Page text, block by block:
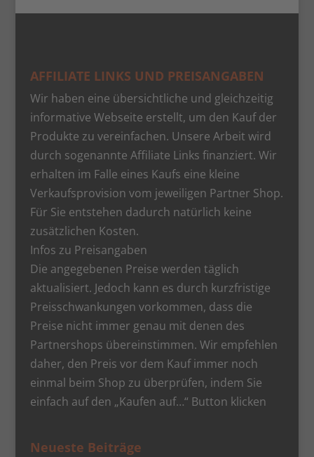
AFFILIATE LINKS UND PREISANGABEN
Wir haben eine übersichtliche und gleichzeitig
informative Webseite erstellt, um den Kauf der
Produkte zu vereinfachen. Unsere Arbeit wird
durch sogenannte Affiliate Links finanziert. Wir
erhalten im Falle eines Kaufs eine kleine
Verkaufsprovision vom jeweiligen Partner Shop.
Für Sie entstehen dadurch natürlich keine
zusätzlichen Kosten.
Infos zu Preisangaben
Die angegebenen Preise werden täglich
aktualisiert. Jedoch kann es durch kurzfristige
Preisschwankungen vorkommen, dass die
Preise nicht immer genau mit denen des
Partnershops übereinstimmen. Wir empfehlen
daher, den Preis vor dem Kauf immer noch
einmal beim Shop zu überprüfen, indem Sie
einfach auf den „Kaufen auf…“ Button klicken
Neueste Beiträge